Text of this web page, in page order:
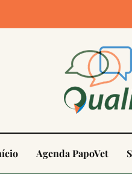
Agenda PapoVet